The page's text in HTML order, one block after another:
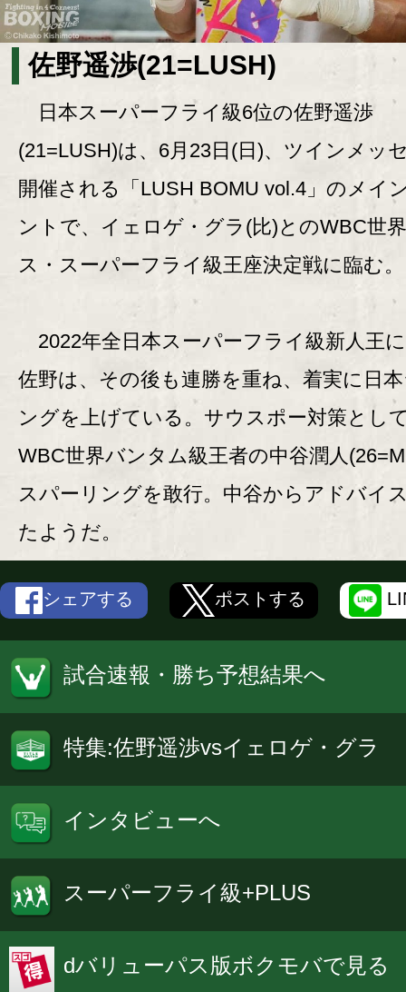
佐野遥渉(21=LUSH)
日本スーパーフライ級6位の佐野遥渉
(21=LUSH)は、6月23日(日)、ツインメッ
開催される「LUSH BOMU vol.4」のメイ
ントで、イェロゲ・グラ(比)とのWBC世
ス・スーパーフライ級王座決定戦に臨む。
2022年全日本スーパーフライ級新人王
佐野は、その後も連勝を重ね、着実に日
ングを上げている。サウスポー対策とし
WBC世界バンタム級王者の中谷潤人
スパーリングを敢行。中谷からアドバイ
たようだ。
シェアする ポストする
試合速報・勝ち予想結果へ
特集:佐野遥渉vsイェロゲ・グラ
インタビューへ
スーパーフライ級+PLUS
dバリューパス版ボクモバで見る